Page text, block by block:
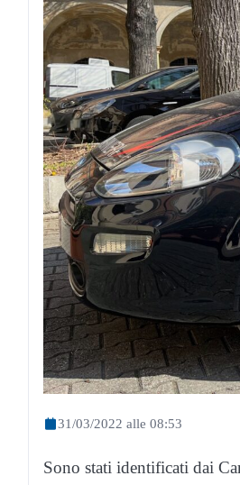
31/03/2022 alle 08:53
Sono stati identificati dai